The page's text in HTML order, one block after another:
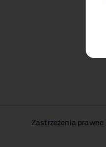
Zastrzeżenia prawne​